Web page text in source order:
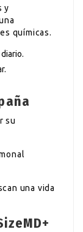
y
químicas.
su
una vida